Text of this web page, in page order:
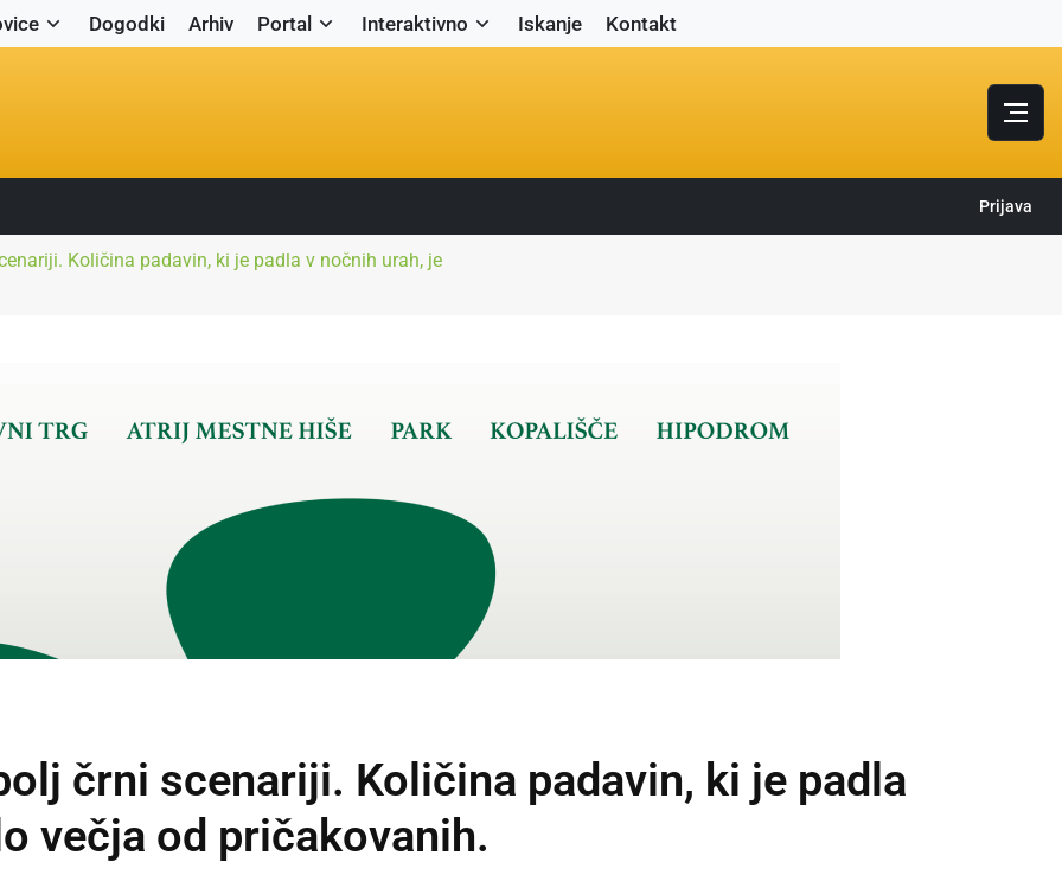
Dogodki Arhiv Portal Interaktivno Iskanje Kontakt
Prijava
Količina padavin, ki je padla v nočnih urah, je
črni scenariji. Količina padavin, ki je padla
večja od pričakovanih.